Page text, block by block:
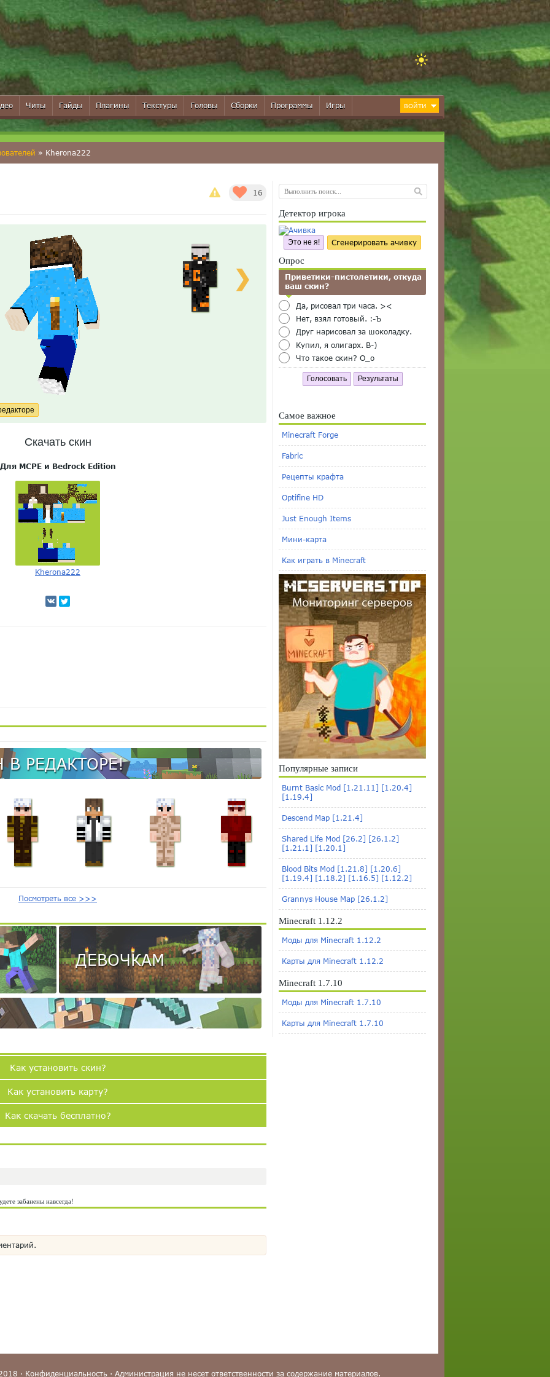
Читы Гайды Плагины Текстуры Головы Сборки Программы Игры ВОЙТИ
» Kherona222
16
❯
Скачать скин
Для MCPE и Bedrock Edition
Kherona222
В РЕДАКТОРЕ!
Посмотреть все >>>
ДЕВОЧКАМ
Как установить скин?
Как установить карту?
Как скачать бесплатно?
забанены навсегда!
Детектор игрока
Это не я! Сгенерировать ачивку
Опрос
Приветики-пистолетики, откуда
ваш скин?
Да, рисовал три часа. ><
Нет, взял готовый. :-Ъ
Друг нарисовал за шоколадку.
Купил, я олигарх. B-)
Что такое скин? O_o
Голосовать Результаты
Самое важное
Minecraft Forge
Fabric
Рецепты крафта
Optifine HD
Just Enough Items
Мини-карта
Как играть в Minecraft
Популярные записи
Burnt Basic Mod [1.21.11] [1.20.4]
[1.19.4]
Descend Map [1.21.4]
Shared Life Mod [26.2] [26.1.2]
[1.21.1] [1.20.1]
Blood Bits Mod [1.21.8] [1.20.6]
[1.19.4] [1.18.2] [1.16.5] [1.12.2]
Grannys House Map [26.1.2]
Minecraft 1.12.2
Моды для Minecraft 1.12.2
Карты для Minecraft 1.12.2
Minecraft 1.7.10
Моды для Minecraft 1.7.10
Карты для Minecraft 1.7.10
· Конфиденциальность · Администрация не несет ответственности за содержание материалов.